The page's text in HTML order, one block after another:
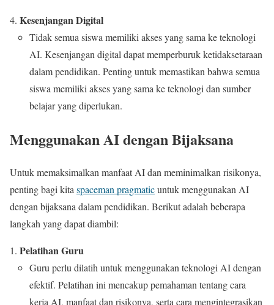
Kesenjangan Digital
Tidak semua siswa memiliki akses yang sama ke teknologi
AI. Kesenjangan digital dapat memperburuk ketidaksetaraan
dalam pendidikan. Penting untuk memastikan bahwa semua
siswa memiliki akses yang sama ke teknologi dan sumber
belajar yang diperlukan.
Menggunakan AI dengan Bijaksana
Untuk memaksimalkan manfaat AI dan meminimalkan risikonya,
penting bagi kitaspaceman pragmaticuntuk menggunakan AI
dengan bijaksana dalam pendidikan. Berikut adalah beberapa
langkah yang dapat diambil:
Pelatihan Guru
Guru perlu dilatih untuk menggunakan teknologi AI dengan
efektif. Pelatihan ini mencakup pemahaman tentang cara
kerja AI, manfaat dan risikonya, serta cara mengintegrasikan